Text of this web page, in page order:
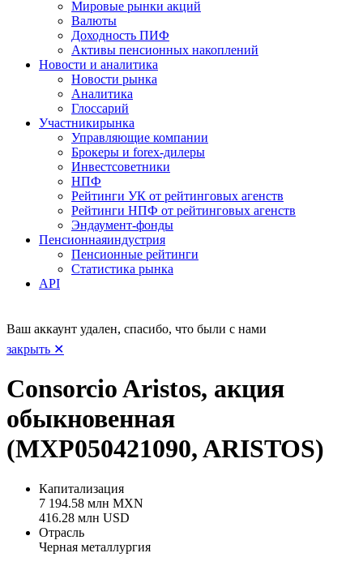
Мировые рынки акций
Валюты
Доходность ПИФ
Активы пенсионных накоплений
Новости и аналитика
Новости рынка
Аналитика
Глоссарий
Участникирынка
Управляющие компании
Брокеры и forex-дилеры
Инвестсоветники
НПФ
Рейтинги УК от рейтинговых агенств
Рейтинги НПФ от рейтинговых агенств
Эндаумент-фонды
Пенсионнаяиндустрия
Пенсионные рейтинги
Статистика рынка
API
Ваш аккаунт удален, спасибо, что были с нами
закрыть ✕
Consorcio Aristos, акция
обыкновенная
(MXP050421090, ARISTOS)
Капитализация
7 194.58 млн MXN
416.28 млн USD
Отрасль
Черная металлургия